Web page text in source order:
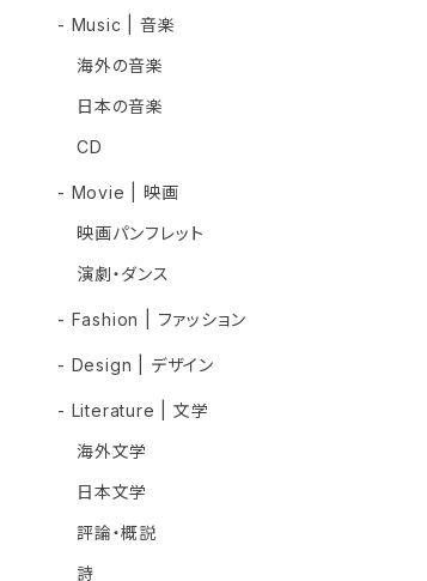
- Music | 音楽
海外の音楽
日本の音楽
CD
- Movie | 映画
映画パンフレット
演劇・ダンス
- Fashion | ファッション
- Design | デザイン
- Literature | 文学
海外文学
日本文学
評論・概説
詩